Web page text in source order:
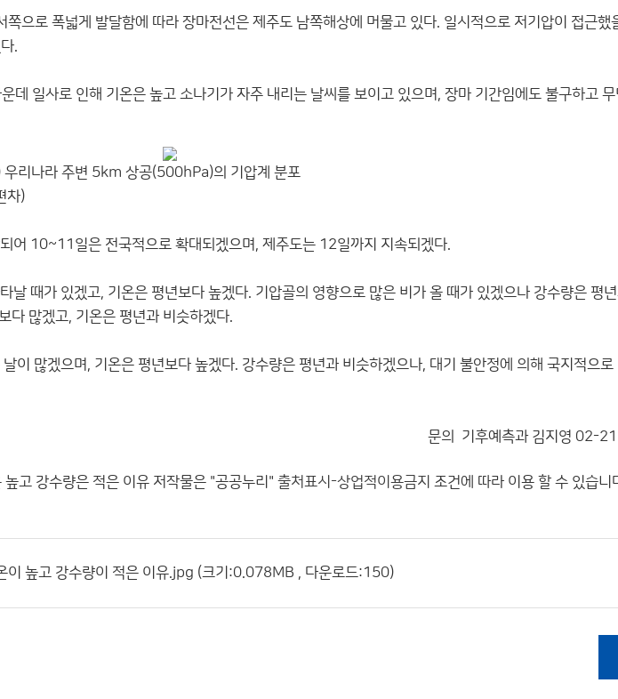
으로 폭넓게 발달함에 따라 장마전선은 제주도 남쪽해상에 머물고 있다. 일시적으로 저기압이 접근했
.
데 일사로 인해 기온은 높고 소나기가 자주 내리는 날씨를 보이고 있으며, 장마 기간임에도 불구하고
리나라 주변 5km 상공(500hPa)의 기압계 분포
차)
어 10~11일은 전국적으로 확대되겠으며, 제주도는 12일까지 지속되겠다.
날 때가 있겠고, 기온은 평년보다 높겠다. 기압골의 영향으로 많은 비가 올 때가 있겠으나 강수량은 평
다 많겠고, 기온은 평년과 비슷하겠다.
이 많겠으며, 기온은 평년보다 높겠다. 강수량은 평년과 비슷하겠으나, 대기 불안정에 의해 국지적으로
문의 기후예측과 김지영 02-
높고 강수량은 적은 이유 저작물은 "공공누리" 출처표시-상업적이용금지 조건에 따라 이용 할 수 있습니
이 높고 강수량이 적은 이유.jpg (크기:0.078MB , 다운로드:150)